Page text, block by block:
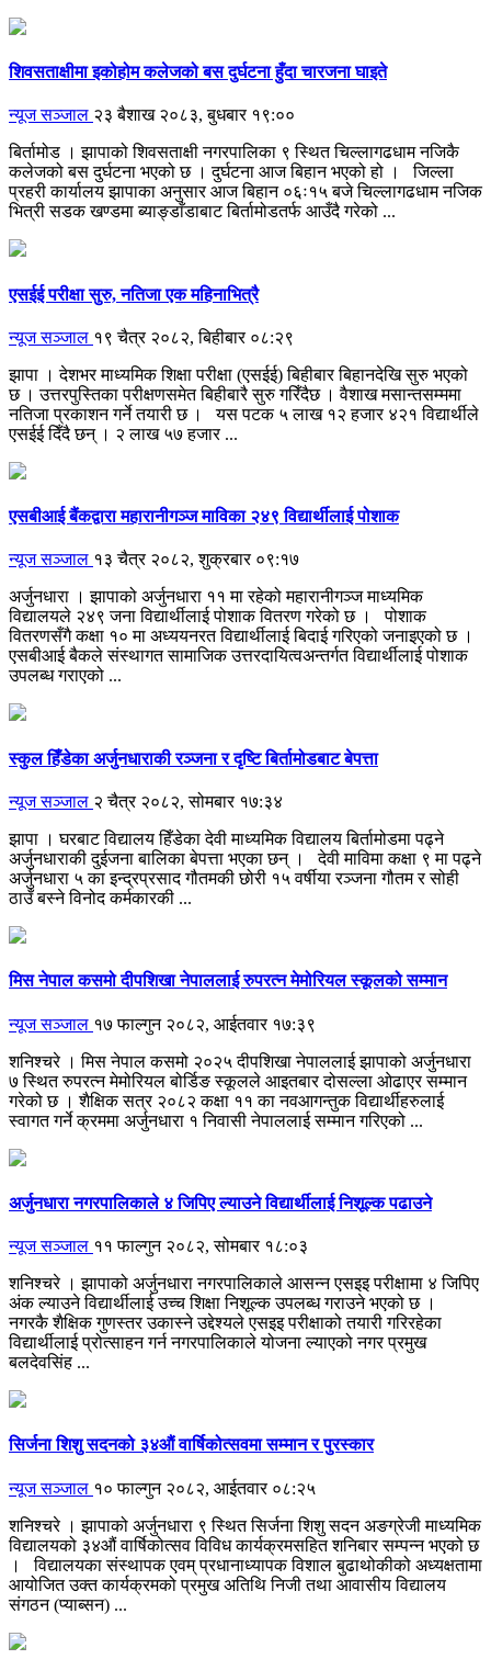
शिवसताक्षीमा इकोहोम कलेजको बस दुर्घटना हुँदा चारजना घाइते
न्यूज सञ्जाल २३ बैशाख २०८३, बुधबार १९:००
बिर्तामोड । झापाको शिवसताक्षी नगरपालिका ९ स्थित चिल्लागढधाम नजिकै
कलेजको बस दुर्घटना भएको छ । दुर्घटना आज बिहान भएको हो । जिल्ला
प्रहरी कार्यालय झापाका अनुसार आज बिहान ०६ः१५ बजे चिल्लागढधाम नजिक
भित्री सडक खण्डमा ब्याङ्डाँडाबाट बिर्तामोडतर्फ आउँदै गरेको ...
एसईई परीक्षा सुरु, नतिजा एक महिनाभित्रै
न्यूज सञ्जाल १९ चैत्र २०८२, बिहीबार ०८:२९
झापा । देशभर माध्यमिक शिक्षा परीक्षा (एसईई) बिहीबार बिहानदेखि सुरु भएको
छ । उत्तरपुस्तिका परीक्षणसमेत बिहीबारै सुरु गरिँदैछ । वैशाख मसान्तसम्ममा
नतिजा प्रकाशन गर्ने तयारी छ । यस पटक ५ लाख १२ हजार ४२१ विद्यार्थीले
एसईई दिँदै छन् । २ लाख ५७ हजार ...
एसबीआई बैंकद्वारा महारानीगञ्ज माविका २४९ विद्यार्थीलाई पोशाक
न्यूज सञ्जाल १३ चैत्र २०८२, शुक्रबार ०९:१७
अर्जुनधारा । झापाको अर्जुनधारा ११ मा रहेको महारानीगञ्ज माध्यमिक
विद्यालयले २४९ जना विद्यार्थीलाई पोशाक वितरण गरेको छ । पोशाक
वितरणसँगै कक्षा १० मा अध्ययनरत विद्यार्थीलाई बिदाई गरिएको जनाइएको छ ।
एसबीआई बैकले संस्थागत सामाजिक उत्तरदायित्वअन्तर्गत विद्यार्थीलाई पोशाक
उपलब्ध गराएको ...
स्कुल हिँडेका अर्जुनधाराकी रञ्जना र दृष्टि बिर्तामोडबाट बेपत्ता
न्यूज सञ्जाल २ चैत्र २०८२, सोमबार १७:३४
झापा । घरबाट विद्यालय हिँडेका देवी माध्यमिक विद्यालय बिर्तामोडमा पढ्ने
अर्जुनधाराकी दुईजना बालिका बेपत्ता भएका छन् । देवी माविमा कक्षा ९ मा पढ्ने
अर्जुनधारा ५ का इन्द्रप्रसाद गौतमकी छोरी १५ वर्षीया रञ्जना गौतम र सोही
ठाउँ बस्ने विनोद कर्मकारकी ...
मिस नेपाल कसमो दीपशिखा नेपाललाई रुपरत्न मेमोरियल स्कूलको सम्मान
न्यूज सञ्जाल १७ फाल्गुन २०८२, आईतवार १७:३९
शनिश्चरे । मिस नेपाल कसमो २०२५ दीपशिखा नेपाललाई झापाको अर्जुनधारा
७ स्थित रुपरत्न मेमोरियल बोर्डिङ स्कूलले आइतबार दोसल्ला ओढाएर सम्मान
गरेको छ । शैक्षिक सत्र २०८२ कक्षा ११ का नवआगन्तुक विद्यार्थीहरुलाई
स्वागत गर्ने क्रममा अर्जुनधारा १ निवासी नेपाललाई सम्मान गरिएको ...
अर्जुनधारा नगरपालिकाले ४ जिपिए ल्याउने विद्यार्थीलाई निशूल्क पढाउने
न्यूज सञ्जाल ११ फाल्गुन २०८२, सोमबार १८:०३
शनिश्चरे । झापाको अर्जुनधारा नगरपालिकाले आसन्न एसइइ परीक्षामा ४ जिपिए
अंक ल्याउने विद्यार्थीलाई उच्च शिक्षा निशूल्क उपलब्ध गराउने भएको छ ।
नगरकै शैक्षिक गुणस्तर उकास्ने उद्देश्यले एसइइ परीक्षाको तयारी गरिरहेका
विद्यार्थीलाई प्रोत्साहन गर्न नगरपालिकाले योजना ल्याएको नगर प्रमुख
बलदेवसिंह ...
सिर्जना शिशु सदनको ३४औं वार्षिकोत्सवमा सम्मान र पुरस्कार
न्यूज सञ्जाल १० फाल्गुन २०८२, आईतवार ०८:२५
शनिश्चरे । झापाको अर्जुनधारा ९ स्थित सिर्जना शिशु सदन अङग्रेजी माध्यमिक
विद्यालयको ३४औं वार्षिकोत्सव विविध कार्यक्रमसहित शनिबार सम्पन्न भएको छ
। विद्यालयका संस्थापक एवम् प्रधानाध्यापक विशाल बुढाथोकीको अध्यक्षतामा
आयोजित उक्त कार्यक्रमको प्रमुख अतिथि निजी तथा आवासीय विद्यालय
संगठन (प्याब्सन) ...